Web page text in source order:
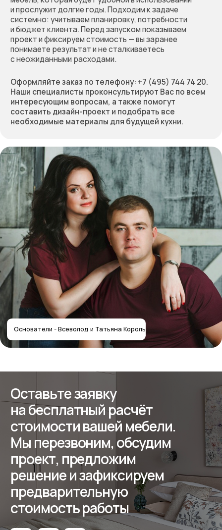
Оставьте заявку
на бесплатный расчёт
стоимости вашей мебели.
Мы перезвоним, обсудим
решение и зафиксируем
предварительную
стоимость работы
+7 (495) 744 74 20
Позвоните нам по телефону:
Или заполните форму
+7
Отправляя форму, вы соглашаетесь
конфиденциальности
Получить расчёт стоимости
Главная
Наши работы
Проекты
О компании
Дизайнерам
Отзывы
Контакты
Контакты салона
ООО «Мебель-Королей»
ИНН 7707779585
КПП 770701001
ОГРН 1127746504654
Реквизиты
+7 (495) 744-74-20
г. Москва, шоссе
Энтузиастов 48/1
Контактная информация